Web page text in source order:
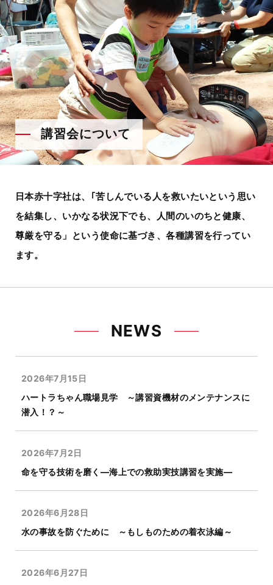
講習会について
日本赤十字社は、｢苦しんでいる人を救いたいという思い
を結集し、いかなる状況下でも、人間のいのちと健康、
尊厳を守る」という使命に基づき、各種講習を行ってい
ます。
NEWS
2026年7月15日
ハートラちゃん職場見学 ～講習資機材のメンテナンスに
潜入！？～
2026年7月2日
命を守る技術を磨く―海上での救助実技講習を実施―
2026年6月28日
水の事故を防ぐために ～もしものための着衣泳編～
2026年6月27日